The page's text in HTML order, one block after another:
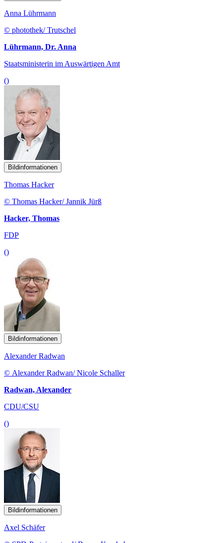
Anna Lührmann
© photothek/ Trutschel
Lührmann, Dr. Anna
Staatsministerin im Auswärtigen Amt
()
Bildinformationen
Thomas Hacker
© Thomas Hacker/ Jannik Jürß
Hacker, Thomas
FDP
()
Bildinformationen
Alexander Radwan
© Alexander Radwan/ Nicole Schaller
Radwan, Alexander
CDU/CSU
()
Bildinformationen
Axel Schäfer